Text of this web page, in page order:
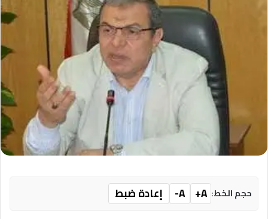
حجم الخط: A+
A-
إعادة ضبط